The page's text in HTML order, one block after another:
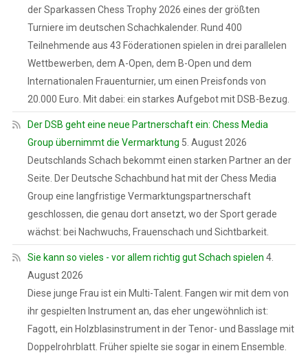
der Sparkassen Chess Trophy 2026 eines der größten
Turniere im deutschen Schachkalender. Rund 400
Teilnehmende aus 43 Föderationen spielen in drei parallelen
Wettbewerben, dem A-Open, dem B-Open und dem
Internationalen Frauenturnier, um einen Preisfonds von
20.000 Euro. Mit dabei: ein starkes Aufgebot mit DSB-Bezug.
Der DSB geht eine neue Partnerschaft ein: Chess Media
Group übernimmt die Vermarktung 5. August 2026
Deutschlands Schach bekommt einen starken Partner an der
Seite. Der Deutsche Schachbund hat mit der Chess Media
Group eine langfristige Vermarktungspartnerschaft
geschlossen, die genau dort ansetzt, wo der Sport gerade
wächst: bei Nachwuchs, Frauenschach und Sichtbarkeit.
Sie kann so vieles - vor allem richtig gut Schach spielen 4.
August 2026
Diese junge Frau ist ein Multi-Talent. Fangen wir mit dem von
ihr gespielten Instrument an, das eher ungewöhnlich ist:
Fagott, ein Holzblasinstrument in der Tenor- und Basslage mit
Doppelrohrblatt. Früher spielte sie sogar in einem Ensemble.